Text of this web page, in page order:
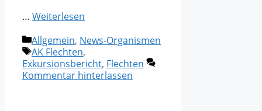
… Weiterlesen
Kategorien
Allgemein, News-Organismen
Schlagwörter
AK Flechten,
Exkursionsbericht, Flechten
Kommentar hinterlassen